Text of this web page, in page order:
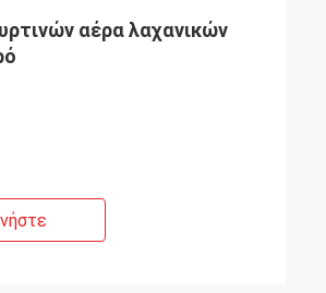
αέρα λαχανικών